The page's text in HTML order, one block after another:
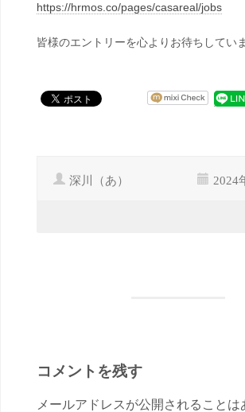
https://hrmos.co/pages/casareal/jobs
皆様のエントリーを心よりお待ちしてい
深川（あ） 2024
コメントを残す
メールアドレスが公開されることは